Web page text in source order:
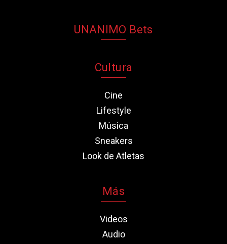
UNANIMO Bets
Cultura
Cine
Lifestyle
Música
Sneakers
Look de Atletas
Más
Videos
Audio